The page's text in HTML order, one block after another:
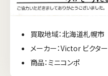
買取地域：北海道札幌市
メーカー：Victor ビクター
商品：ミニコンポ